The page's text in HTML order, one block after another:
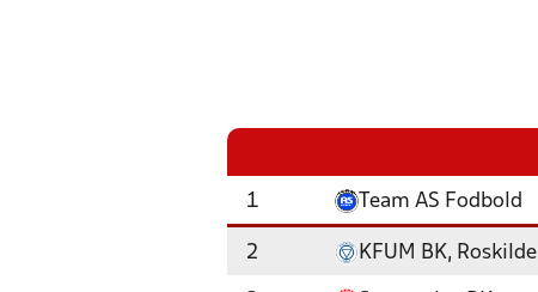
1 Team AS Fodbold
2 KFUM BK, Roskilde